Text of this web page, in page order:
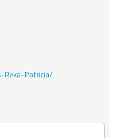
Patricia/